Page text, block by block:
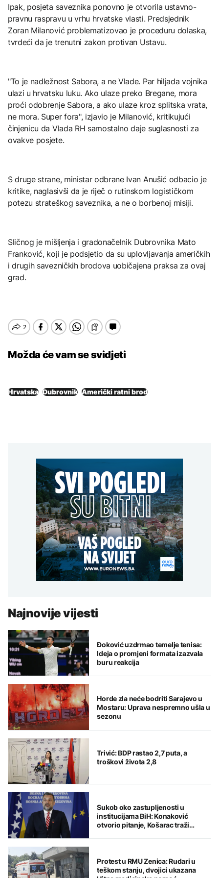
Ipak, posjeta saveznika ponovno je otvorila ustavno-
pravnu raspravu u vrhu hrvatske vlasti. Predsjednik
Zoran Milanović problematizovao je proceduru dolaska,
tvrdeći da je trenutni zakon protivan Ustavu.
"To je nadležnost Sabora, a ne Vlade. Par hiljada vojnika
ulazi u hrvatsku luku. Ako ulaze preko Bregane, mora
proći odobrenje Sabora, a ako ulaze kroz splitska vrata,
ne mora. Super fora", izjavio je Milanović, kritikujući
činjenicu da Vlada RH samostalno daje suglasnosti za
ovakve posjete.
S druge strane, ministar odbrane Ivan Anušić odbacio je
kritike, naglasivši da je riječ o rutinskom logističkom
potezu strateškog saveznika, a ne o borbenoj misiji.
Sličnog je mišljenja i gradonačelnik Dubrovnika Mato
Franković, koji je podsjetio da su uplovljavanja američkih
i drugih savezničkih brodova uobičajena praksa za ovaj
grad.
Možda će vam se svidjeti
Hrvatska Dubrovnik Američki ratni brod
Najnovije vijesti
Đoković uzdrmao temelje tenisa:
Ideja o promjeni formata izazvala
buru reakcija
Horde zla neće bodriti Sarajevo u
Mostaru: Uprava nespremno ušla u
sezonu
Trivić: BDP rastao 2,7 puta, a
troškovi života 2,8
Sukob oko zastupljenosti u
institucijama BiH: Konaković
otvorio pitanje, Košarac traži
Protest u RMU Zenica: Rudari u
teškom stanju, dvojici ukazana